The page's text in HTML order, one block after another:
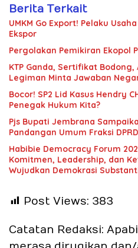
Berita Terkait
UMKM Go Export! Pelaku
Ekspor
Pergolakan Pemikiran Ekopol
KTP Ganda, Sertifikat Bodong,
Legiman Minta Jawaban
Bocor! SP2 Lid Kasus Hendry
Penegak Hukum Kita?
Pjs Bupati Jembrana
Pandangan Umum Fraksi
Habibie Democracy Forum
Komitmen, Leadership, dan
Wujudkan Demokrasi
Post Views: 383
Catatan Redaksi: